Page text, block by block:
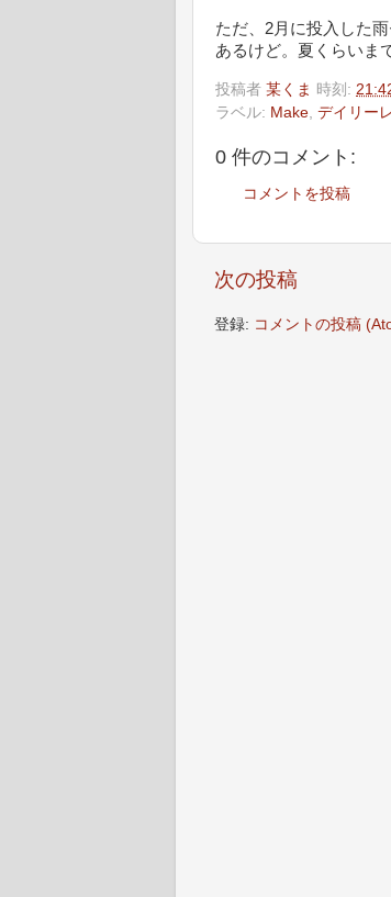
ただ、2月に投入した
あるけど。夏くらいま
投稿者 某くま 時刻:
ラベル: Make デイリー
0 件のコメント:
コメントを投稿
次の投稿
登録: コメントの投稿